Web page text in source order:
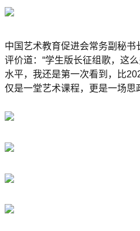
中国艺术教育促进会常务副秘
评价道：“学生版长征组歌，这
水平，我还是第一次看到，比
仅是一堂艺术课程，更是一场思